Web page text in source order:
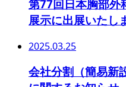
第77回日本胸部外
展示に出展いたし
2025.03.25
会社分割（簡易新